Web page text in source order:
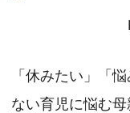
「休みたい」「
ない育児に悩む